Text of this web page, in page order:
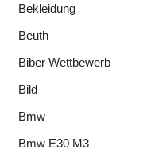
Bekleidung
Beuth
Biber Wettbewerb
Bild
Bmw
Bmw E30 M3